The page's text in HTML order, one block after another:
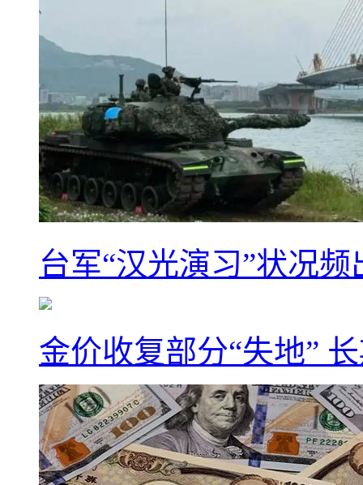
台军“汉光演习”状况
金价收复部分“失地”